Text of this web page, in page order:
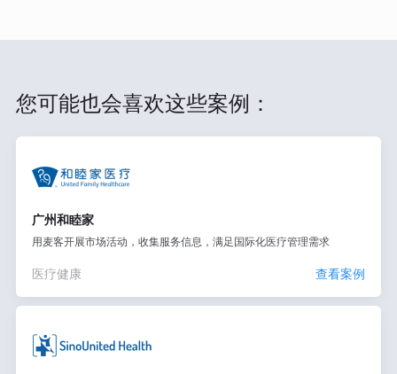
您可能也会喜欢这些案例：
广州和睦家
用麦客开展市场活动，收集服务信息，满足国际化医疗管理需求
医疗健康 查看案例